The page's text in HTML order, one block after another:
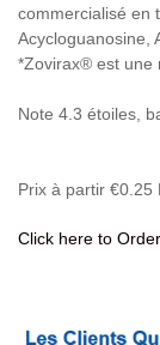
commercialisé en
Acycloguanosine,
*Zovirax® est une
Note 4.3 étoiles,
Prix à partir €0.25
Click here to